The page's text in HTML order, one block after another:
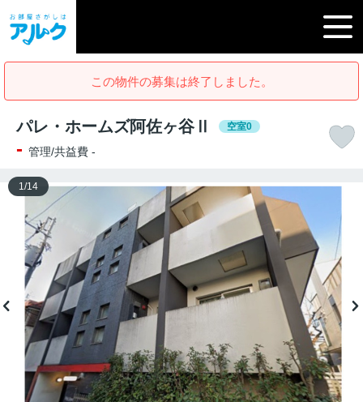
この物件の募集は終了しました。
パレ・ホームズ阿佐ヶ谷Ⅱ 空室0
- 管理/共益費 -
1 /14